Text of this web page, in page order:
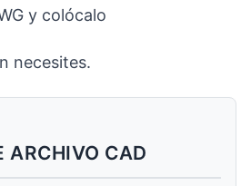
y colócalo
necesites.
ARCHIVO CAD